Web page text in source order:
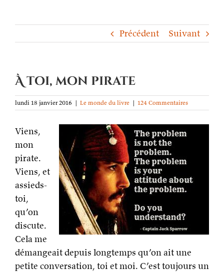
Précédent Suivant
À toi, mon pirate
lundi 18 janvier 2016 | Le monde du livre | 124 Commentaires
Viens,
mon
pirate.
Viens, et
assieds-
toi,
qu’on
discute.
Cela me
démangeait depuis longtemps qu’on ait une
petite conversation, toi et moi. C’est toujours un